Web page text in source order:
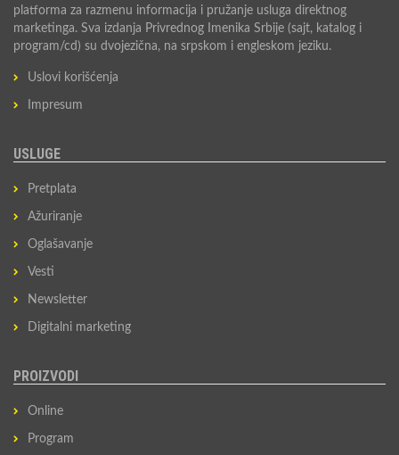
platforma za razmenu informacija i pružanje usluga direktnog
marketinga. Sva izdanja Privrednog Imenika Srbije (sajt, katalog i
program/cd) su dvojezična, na srpskom i engleskom jeziku.
Uslovi korišćenja
Impresum
USLUGE
Pretplata
Ažuriranje
Oglašavanje
Vesti
Newsletter
Digitalni marketing
PROIZVODI
Online
Program